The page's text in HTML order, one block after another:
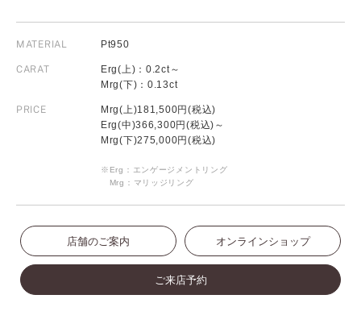
MATERIAL Pt950
CARAT
Erg(上)：0.2ct～
Mrg(下)：0.13ct
PRICE
Mrg(上)181,500円(税込)
Erg(中)366,300円(税込)～
Mrg(下)275,000円(税込)
※Erg：エンゲージメントリング
Mrg：マリッジリング
店舗のご案内 オンラインショップ
ご来店予約